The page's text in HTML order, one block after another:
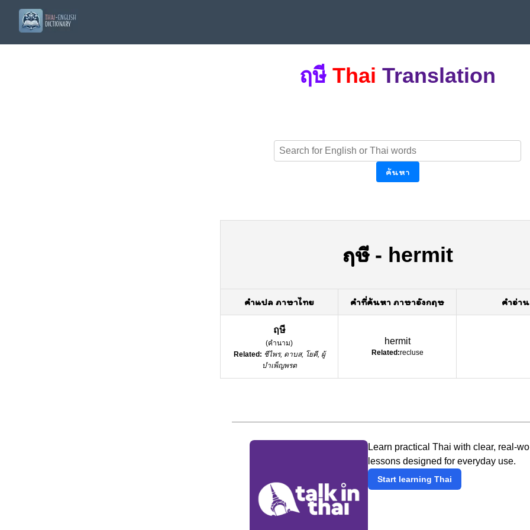
ฤษี Thai Translation
ค้นหา
ฤษี- hermit
คำแปล ภาษาไทย คำที่ค้นหา ภาษาอังกฤษ คำอ่าน
ฤษี
(คำนาม)
Related: ชีไพร, ดาบส, โยคี, ผู้
บำเพ็ญพรต
hermit
Related:recluse
Learn practical Thai with clear, real-
lessons designed for everyday use.
Start learning Thai